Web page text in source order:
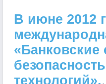
В июне 2012
технологий».